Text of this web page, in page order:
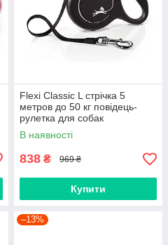
Flexi Classic L стрічка 5
метров до 50 кг повідець-
рулетка для собак
В наявності
838 ₴ 969 ₴
Купити
–13%